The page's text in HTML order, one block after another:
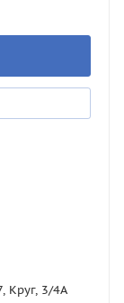
Круг, 3/4А